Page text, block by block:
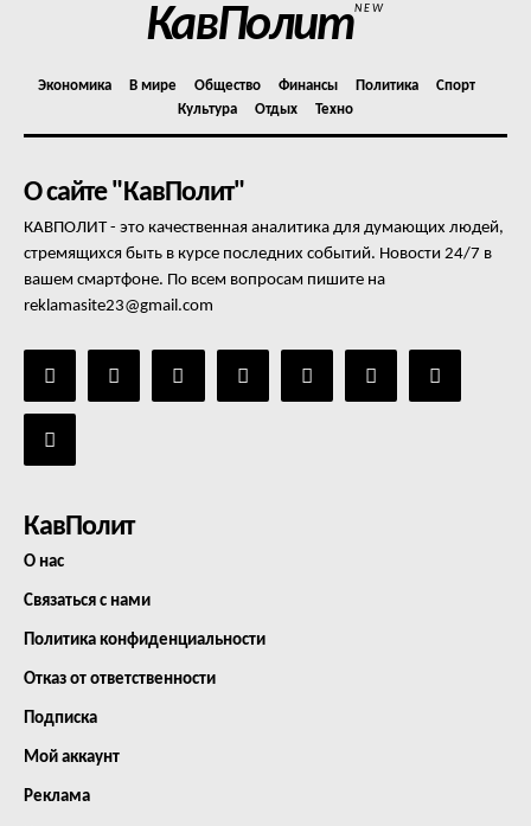
Контакты
КавПолитNEW
Экономика В мире Общество Финансы Политика
Спорт
Культура
Отдых Техно
О сайте "КавПолит"
КАВПОЛИТ - это качественная аналитика для думающих людей,
стремящихся быть в курсе последних событий. Новости 24/7 в
вашем смартфоне. По всем вопросам пишите на
reklamasite23@gmail.com
КавПолит
О нас
Связаться с нами
Политика конфиденциальности
Отказ от ответственности
Подписка
Мой аккаунт
Реклама